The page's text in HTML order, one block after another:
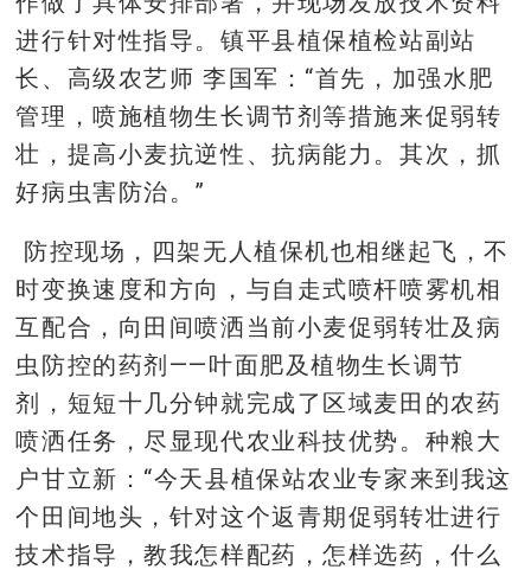
进行针对性指导。镇平县植保植检站副站
长、高级农艺师 李国军：“首先，加强水肥
管理，喷施植物生长调节剂等措施来促弱转
壮，提高小麦抗逆性、抗病能力。其次，抓
好病虫害防治。”
防控现场，四架无人植保机也相继起飞，不
时变换速度和方向，与自走式喷杆喷雾机相
互配合，向田间喷洒当前小麦促弱转壮及病
虫防控的药剂——叶面肥及植物生长调节
剂，短短十几分钟就完成了区域麦田的农药
喷洒任务，尽显现代农业科技优势。种粮大
户甘立新：“今天县植保站农业专家来到我这
个田间地头，针对这个返青期促弱转壮进行
技术指导，教我怎样配药，怎样选药，什么